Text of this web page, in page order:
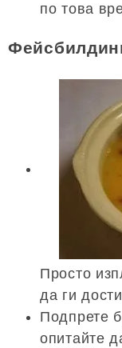
по това
Просто
да ги
Подпрете
опитайте